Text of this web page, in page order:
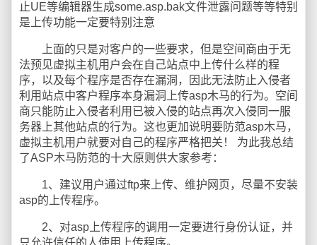
止UE等编辑器生成some.asp.bak文件泄露问题等等特别
是上传功能一定要特别注意
上面的只是对客户的一些要求，但是空间商由于无
法预见虚拟主机用户会在自己站点中上传什么样的程
序，以及每个程序是否存在漏洞，因此无法防止入侵者
利用站点中客户程序本身漏洞上传asp木马的行为。空间
商只能防止入侵者利用已被入侵的站点再次入侵同一服
务器上其他站点的行为。这也更加说明要防范asp木马，
虚拟主机用户就要对自己的程序严格把关！ 为此我总结
了ASP木马防范的十大原则供大家参考：
1、建议用户通过ftp来上传、维护网页，尽量不安装
asp的上传程序。
2、对asp上传程序的调用一定要进行身份认证，并
只允许信任的人使用上传程序。